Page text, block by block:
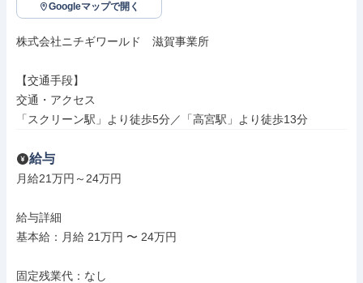
Googleマップで開く
株式会社ニチギワールド　滋賀事業所
【交通手段】
交通・アクセス
「スクリーン駅」より徒歩5分／「高宮駅」より徒歩13分
給与
月給21万円～24万円
給与詳細
基本給：月給 21万円 〜 24万円
固定残業代：なし